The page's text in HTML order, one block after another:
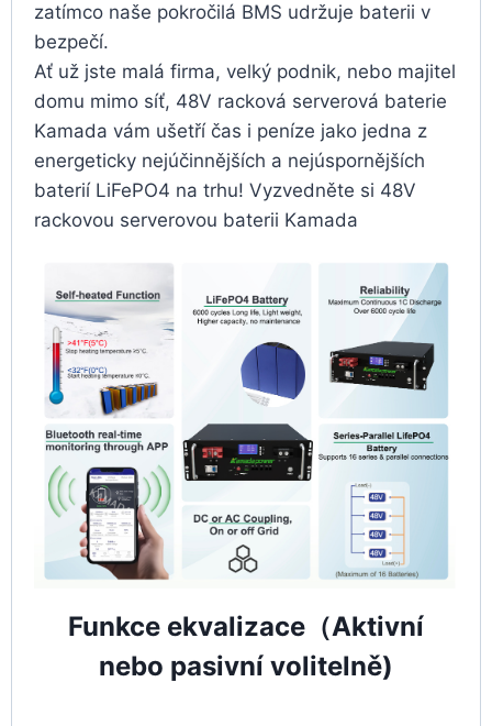
zatímco naše pokročilá BMS udržuje baterii v
bezpečí.
Ať už jste malá firma, velký podnik, nebo majitel
domu mimo síť, 48V racková serverová baterie
Kamada vám ušetří čas i peníze jako jedna z
energeticky nejúčinnějších a nejúspornějších
baterií LiFePO4 na trhu! Vyzvedněte si 48V
rackovou serverovou baterii Kamada
Funkce ekvalizace（Aktivní
nebo pasivní volitelně)